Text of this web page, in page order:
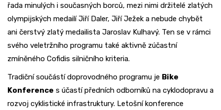
řada minulých i současných borců, mezi nimi držitelé zlatých
olympijských medailí Jiří Daler, Jiří Ježek a nebude chybět
ani čerstvý zlatý medailista Jaroslav Kulhavý. Ten se v rámci
svého veletržního programu také aktivně zúčastní
zmíněného Cofidis silničního kriteria.
Tradiční součástí doprovodného programu je Bike
Konference s účastí předních odborníků na cyklodopravu a
rozvoj cyklistické infrastruktury. Letošní konference